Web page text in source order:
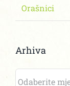
Orašnici
Arhiva